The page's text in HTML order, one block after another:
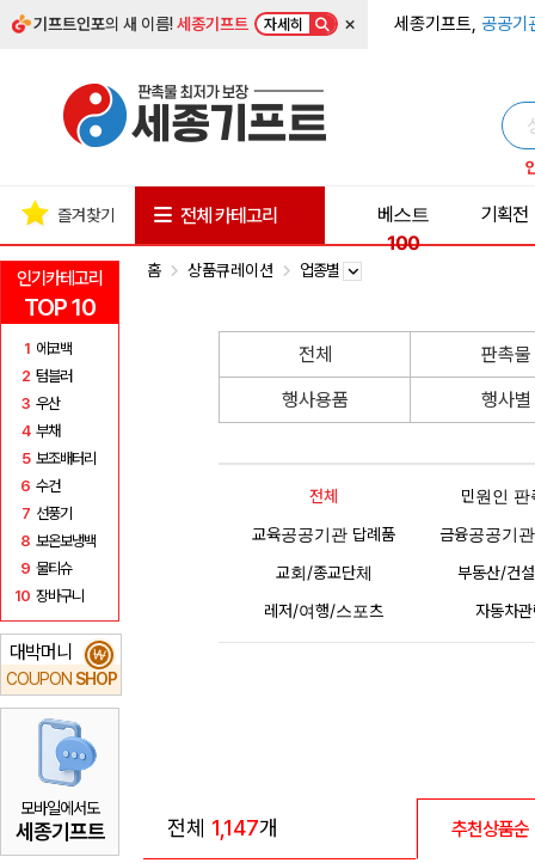
기프트인포의 새 이름!세종기프트 자세히 × 세종기프트, 공공기
인기카테고리
TOP 10
1 에코백
2 텀블러
3 우산
4 부채
5 보조배터리
6 수건
7 선풍기
8 보온보냉백
9 물티슈
10 장바구니
대박머니
COUPON SHOP
₩
모바일에서도
세종기프트
즐겨찾기 전체 카테고리
베스트
100
기획전
홈 상품큐레이션 업종별
전체
판촉물
행사용품
행사별
전체
민원인 판
교육공공기관 답례품
금융공공기
교회/종교단체
부동산/건
레저/여행/스포츠
자동차
전체 1,147개 추천상품순